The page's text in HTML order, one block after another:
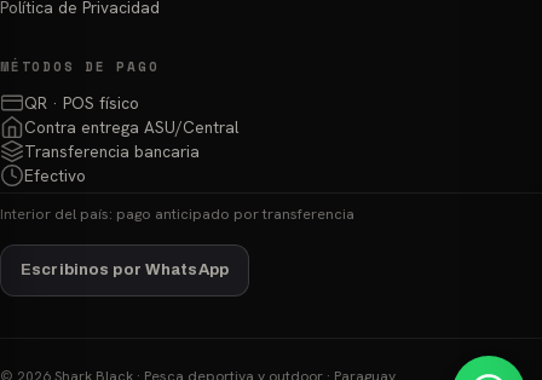
Política de Privacidad
MÉTODOS DE PAGO
QR · POS físico
Contra entrega ASU/Central
Transferencia bancaria
Efectivo
Interior del país: pago anticipado por transferencia
Escribinos por WhatsApp
© 2026 Shark Black · Pesca deportiva y outdoor · Paraguay